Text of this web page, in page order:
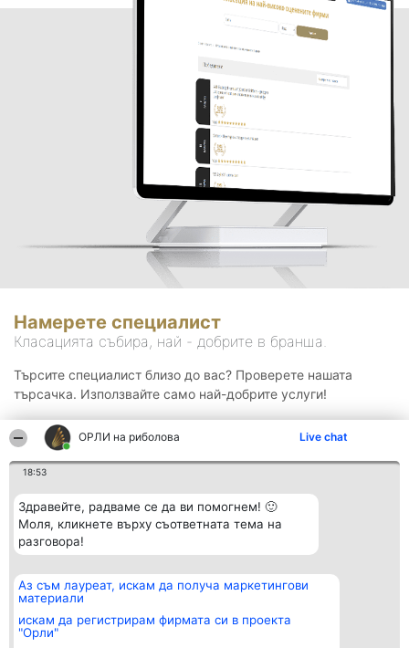
ОРЛИ на риболова Live chat
18:53
Здравейте, радваме се да ви помогнем! 🙂
Моля, кликнете върху съответната тема на
разговора!
Аз съм лауреат, искам да получа маркетингови
материали
искам да регистрирам фирмата си в проекта
"Орли"
Намерете специалист
Класацията събира, най - добрите в бранша.
Търсите специалист близо до вас? Проверете нашата
търсачка. Използвайте само най-добрите услуги!
Организатор на
класиране
BulevardulAleea Timișul De
Sus Nr. 2, Bl. A30, Sc. A, Et.
Класация
всички
Контакти